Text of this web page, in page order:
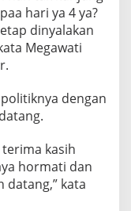
hari ya 4 ya?
dinyalakan
Megawati
dengan
terima kasih
hormati dan
datang,” kata